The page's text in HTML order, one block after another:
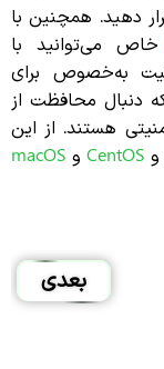
دهید. همچنین با
خاص می‌توانید با
به‌خصوص برای
دنبال محافظت از
هستند. از این
و CentOS و macOS
بعدی